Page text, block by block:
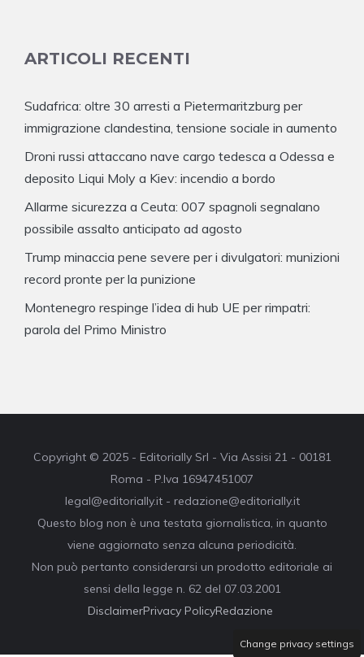
ARTICOLI RECENTI
Sudafrica: oltre 30 arresti a Pietermaritzburg per
immigrazione clandestina, tensione sociale in aumento
Droni russi attaccano nave cargo tedesca a Odessa e
deposito Liqui Moly a Kiev: incendio a bordo
Allarme sicurezza a Ceuta: 007 spagnoli segnalano
possibile assalto anticipato ad agosto
Trump minaccia pene severe per i divulgatori: munizioni
record pronte per la punizione
Montenegro respinge l’idea di hub UE per rimpatri:
parola del Primo Ministro
Copyright © 2025 - Editorially Srl - Via Assisi 21 - 00181
Roma - P.Iva 16947451007
legal@editorially.it - redazione@editorially.it
Questo blog non è una testata giornalistica, in quanto
viene aggiornato senza alcuna periodicità.
Non può pertanto considerarsi un prodotto editoriale ai
sensi della legge n. 62 del 07.03.2001
DisclaimerPrivacy PolicyRedazione
Change privacy settings